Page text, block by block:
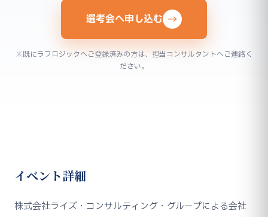
選考会へ申し込む
※既にラフロジックへご登録済みの方は、担当コンサルタントへご連絡く
ださい。
イベント詳細
株式会社ライズ・コンサルティング・グループによる会社